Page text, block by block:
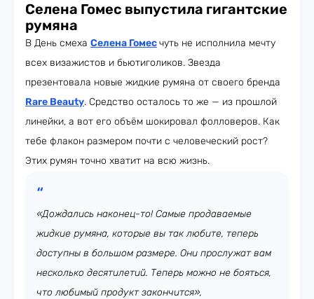
Селена Гомес выпустила гигантские
румяна
В День смеха Селена Гомесчуть не исполнила мечту
всех визажистов и бьютиголиков. Звезда
презентовала новые жидкие румяна от своего бренда
Rare Beauty. Средство осталось то же — из прошлой
линейки, а вот его объём шокировал фолловеров. Как
тебе флакон размером почти с человеческий рост?
Этих румян точно хватит на всю жизнь.
«Дождались наконец-то! Самые продаваемые
жидкие румяна, которые вы так любите, теперь
доступны в большом размере. Они прослужат вам
несколько десятилетий. Теперь можно не бояться,
что любимый продукт закончится»,